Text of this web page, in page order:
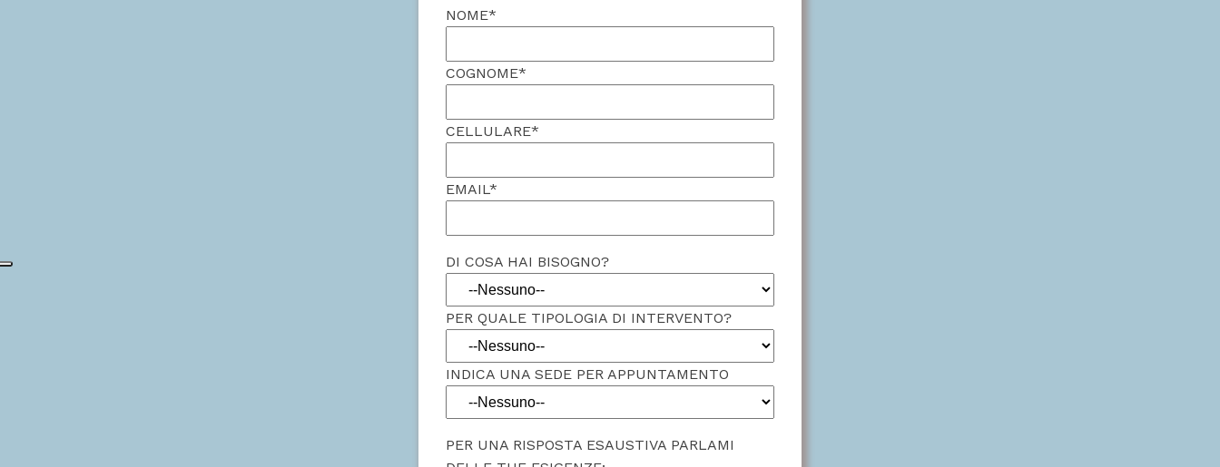
NOME*
COGNOME*
CELLULARE*
EMAIL*
DI COSA HAI BISOGNO?
PER QUALE TIPOLOGIA DI INTERVENTO?
INDICA UNA SEDE PER APPUNTAMENTO
PER UNA RISPOSTA ESAUSTIVA PARLAMI